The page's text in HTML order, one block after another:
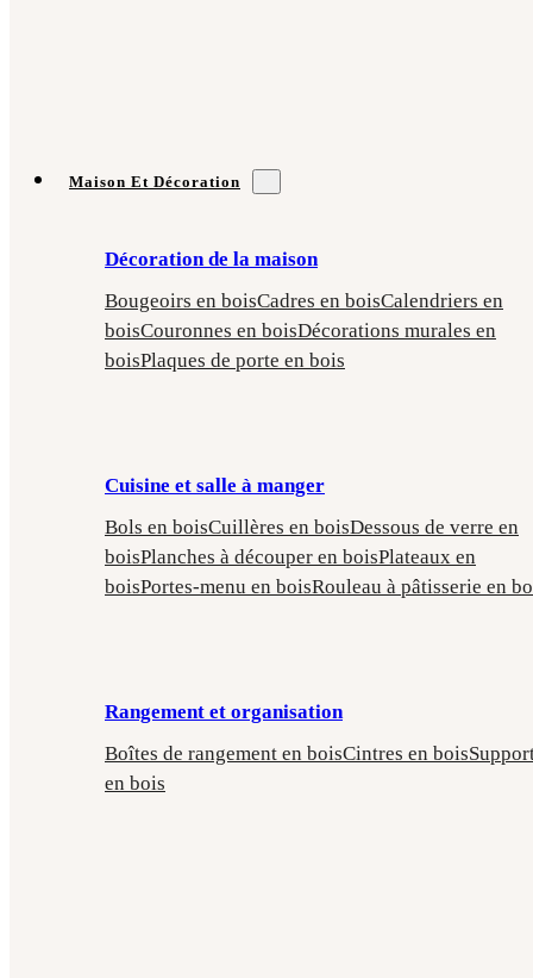
Maison Et Décoration
Décoration de la maison
Bougeoirs en boisCadres en boisCalendriers en
boisCouronnes en boisDécorations murales en
boisPlaques de porte en bois
Cuisine et salle à manger
Bols en boisCuillères en boisDessous de verre en
boisPlanches à découper en boisPlateaux en
boisPortes-menu en boisRouleau à pâtisserie en
Rangement et organisation
Boîtes de rangement en boisCintres en bois
en bois